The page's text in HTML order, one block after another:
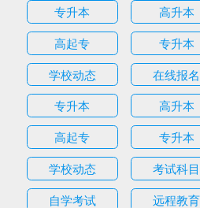
专升本
高升本
高起专
专升本
学校动态
在线报名
专升本
高升本
高起专
专升本
学校动态
考试科目
自学考试
远程教育